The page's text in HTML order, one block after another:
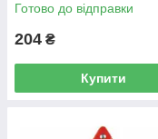
Готово до відправки
204 ₴
Купити